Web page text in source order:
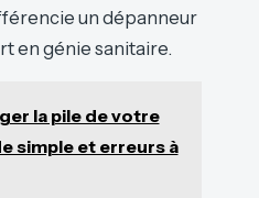
un dépanneur
en génie sanitaire.
la pile de votre
simple et erreurs à